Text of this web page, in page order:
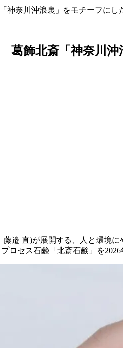
奈川沖浪裏」をモチーフにし
飾北斎「神奈川沖
邉 直)が展開する、人と環境
ロセス石鹸「北斎石鹸」を2026